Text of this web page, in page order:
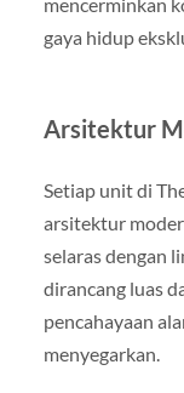
mencerminkan
gaya hidup
Arsitektur
Setiap unit di
arsitektur
selaras dengan
dirancang luas
pencahayaan
menyegarkan.